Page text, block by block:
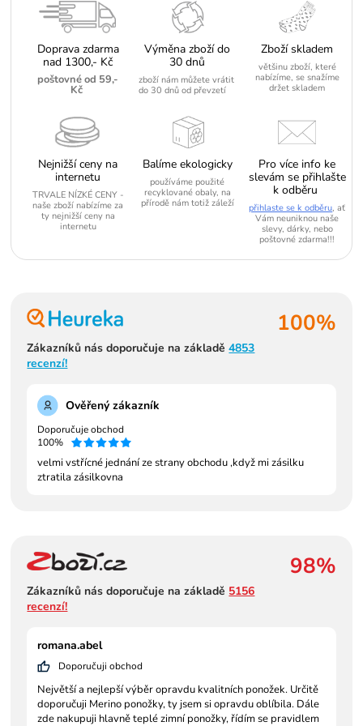
Doprava zdarma
nad 1300,- Kč
poštovné od 59,-
Kč
Výměna zboží do
30 dnů
zboží nám můžete vrátit
do 30 dnů od převzetí
Zboží skladem
většinu zboží, které
nabízíme, se snažíme
držet skladem
Nejnižší ceny na
internetu
TRVALE NÍZKÉ CENY -
naše zboží nabízíme za
ty nejnižší ceny na
internetu
Balíme ekologicky
používáme použité
recyklované obaly, na
přírodě nám totiž záleží
Pro více info ke
slevám se přihlašte
k odběru
přihlaste se k odběru, ať
Vám neuniknou naše
slevy, dárky, nebo
poštovné zdarma!!!
100%
Zákazníků nás doporučuje na základě4853
recenzí!
Ověřený zákazník
Doporučuje obchod
100%
velmi vstřícné jednání ze strany obchodu ,když mi zásilku
ztratila zásilkovna
98%
Zákazníků nás doporučuje na základě 5156
recenzí!
romana.abel
Doporučuji obchod
Největší a nejlepší výběr opravdu kvalitních ponožek. Určitě
doporučuji Merino ponožky, ty jsem si opravdu oblíbila. Dále
zde nakupuji hlavně teplé zimní ponožky, řídím se pravidlem